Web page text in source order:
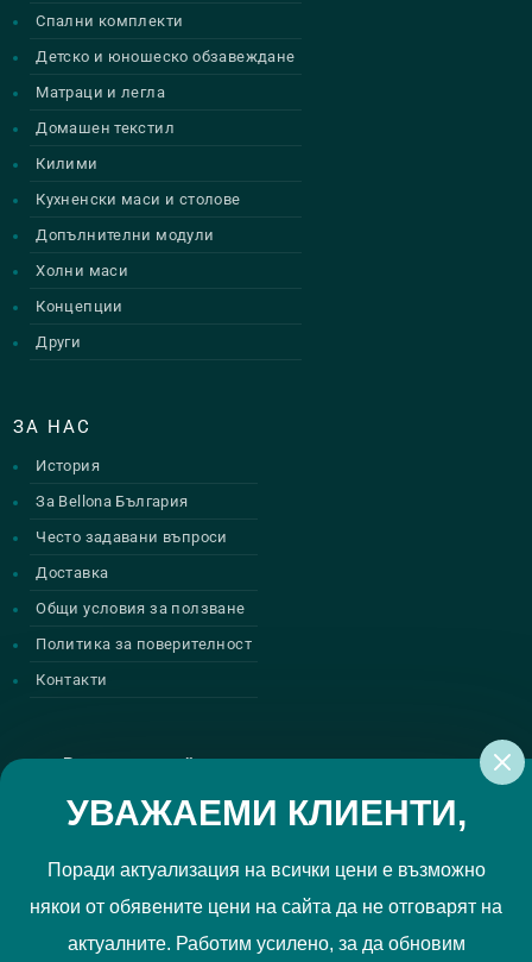
УВАЖАЕМИ КЛИЕНТИ,
Поради актуализация на всички цени е възможно
някои от обявените цени на сайта да не отговарят на
актуалните. Работим усилено, за да обновим
Спални комплекти
Детско и юношеско обзавеждане
Матраци и легла
Домашен текстил
Килими
Кухненски маси и столове
Допълнителни модули
Холни маси
Концепции
Други
ЗА НАС
История
За Bellona България
Често задавани въпроси
Доставка
Общи условия за ползване
Политика за поверителност
Контакти
Регистрирай се за нашите атрактивни
Прочетох и приемам Политиката за поверителност